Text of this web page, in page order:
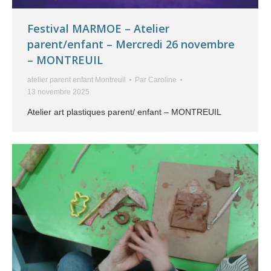
Festival MARMOE – Atelier
parent/enfant – Mercredi 26 novembre
– MONTREUIL
atelier parent enfant Montreuil Par Caroline
13 novembre 2025
Atelier art plastiques parent/ enfant – MONTREUIL